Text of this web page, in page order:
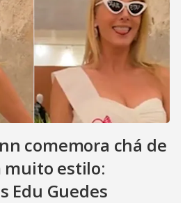
comemora chá de
muito estilo:
Edu Guedes